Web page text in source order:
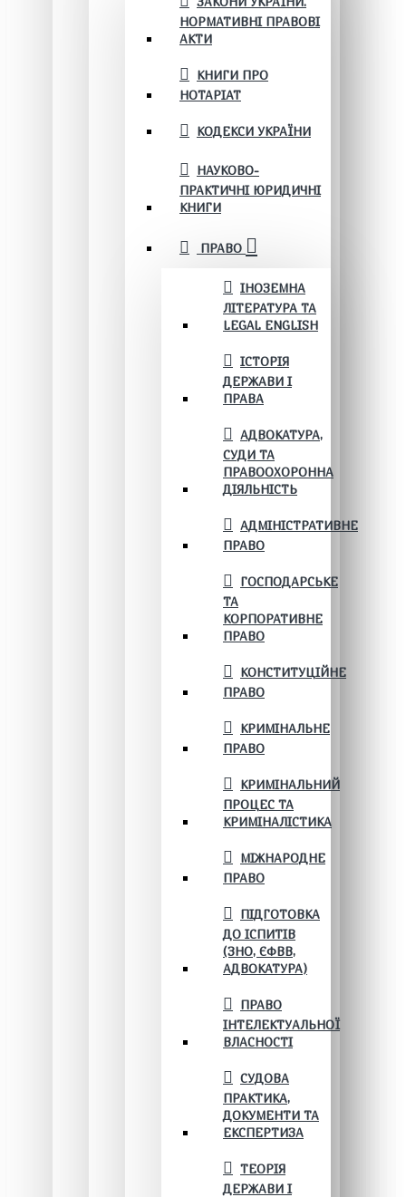
НОРМАТИВНІ ПРАВОВІ
АКТИ
КНИГИ ПРО
НОТАРІАТ
КОДЕКСИ УКРАЇНИ
НАУКОВО-
ПРАКТИЧНІ ЮРИДИЧНІ
КНИГИ
ПРАВО
ІНОЗЕМНА
ЛІТЕРАТУРА ТА
LEGAL ENGLISH
ІСТОРІЯ
ДЕРЖАВИ І
ПРАВА
АДВОКАТУРА,
СУДИ ТА
ПРАВООХОРОННА
ДІЯЛЬНІСТЬ
АДМІНІСТРАТИВНЕ
ПРАВО
ГОСПОДАРСЬКЕ
ТА
КОРПОРАТИВНЕ
ПРАВО
КОНСТИТУЦІЙНЕ
ПРАВО
КРИМІНАЛЬНЕ
ПРАВО
КРИМІНАЛЬНИЙ
ПРОЦЕС ТА
КРИМІНАЛІСТИКА
МІЖНАРОДНЕ
ПРАВО
ПІДГОТОВКА
ДО ІСПИТІВ
(ЗНО, ЄФВВ,
АДВОКАТУРА)
ПРАВО
ІНТЕЛЕКТУАЛЬНОЇ
ВЛАСНОСТІ
СУДОВА
ПРАКТИКА,
ДОКУМЕНТИ ТА
ЕКСПЕРТИЗА
ТЕОРІЯ
ДЕРЖАВИ І